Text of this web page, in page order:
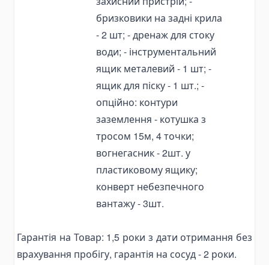
Комплектующие для валов отбора мощности
Пневматическое управление
Пневматические комплектующие
Лебедки гидравлические
Электрические лебедки
Якорные лебедки
Бензиновые лебедки
бризковики на задні крила
- 2 шт; - дренаж для стоку
води; - інструментальний
ящик металевий - 1 шт; -
ящик для піску - 1 шт.; -
опційно: контури
заземлення - котушка з
тросом 15м, 4 точки;
вогнегасник - 2шт. у
пластиковому ящику;
конверт небезпечного
вантажу - 3шт.
Гарантія на Товар: 1,5 роки з дати отримання без
врахування пробігу, гарантія на сосуд - 2 роки.